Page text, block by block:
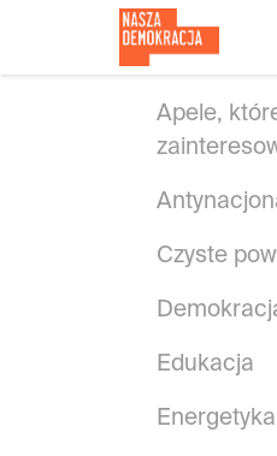
treści
Apele,
Czyste
Edukacja
Energetyka